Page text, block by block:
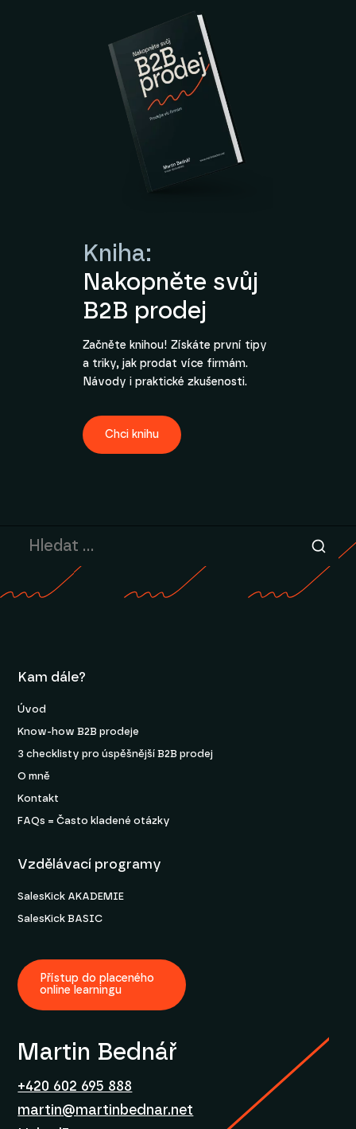
Kniha:
Nakopněte svůj
B2B prodej
Začněte knihou! Získáte první tipy
a triky, jak prodat více firmám.
Návody i praktické zkušenosti.
Chci knihu
Kam dále?
Úvod
Know-how B2B prodeje
3 checklisty pro úspěšnější B2B prodej
O mně
Kontakt
FAQs = Často kladené otázky
Vzdělávací programy
SalesKick AKADEMIE
SalesKick BASIC
Přístup do placeného
online learningu
Martin Bednář
+420 602 695 888
martin@martinbednar.net